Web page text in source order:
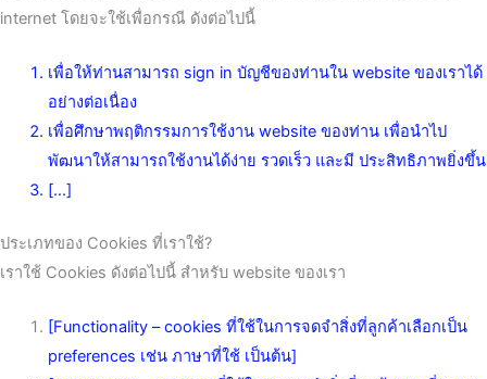
internet โดยจะใช้เพื่อกรณี ดังต่อไปนี้
เพื่อให้ท่านสามารถ sign in บัญชีของท่านใน website ของเราได้
อย่างต่อเนื่อง
เพื่อศึกษาพฤติกรรมการใช้งาน website ของท่าน เพื่อนำไป
พัฒนาให้สามารถใช้งานได้ง่าย รวดเร็ว และมี ประสิทธิภาพยิ่งขึ้น
[…]
ประเภทของ Cookies ที่เราใช้?
เราใช้ Cookies ดังต่อไปนี้ สำหรับ website ของเรา
[Functionality – cookies ที่ใช้ในการจดจำสิ่งที่ลูกค้าเลือกเป็น
preferences เช่น ภาษาที่ใช้ เป็นต้น]